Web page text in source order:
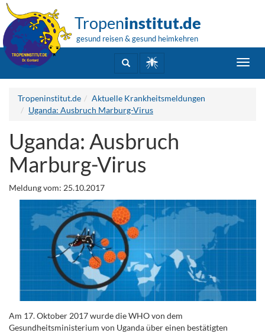
Tropeninstitut.de
gesund reisen & gesund heimkehren
Tropeninstitut.de
Aktuelle Krankheitsmeldungen
Uganda: Ausbruch Marburg-Virus
Uganda: Ausbruch
Marburg-Virus
Meldung vom: 25.10.2017
Am 17. Oktober 2017 wurde die WHO von dem
Gesundheitsministerium von Uganda über einen bestätigten